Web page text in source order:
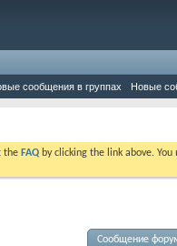
сообщения в группах Новые
the FAQ by clicking the link above. You
Сообщение